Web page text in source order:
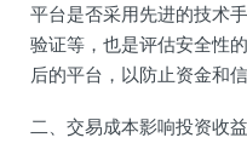
平台是否采用先进的技术
验证等，也是评估安全性
后的平台，以防止资金和信
二、交易成本影响投资收益